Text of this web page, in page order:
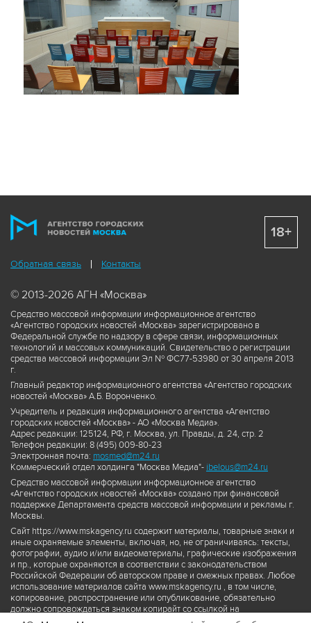
чем она очаровала Павла Третьякова.
Обратная связь Контакты
© 2013-2026 АГН «Москва»
Средство массовой информации информационное агентство
«Агентство городских новостей «Москва» зарегистрировано в
Федеральной службе по надзору в сфере связи, информационных
технологий и массовых коммуникаций. Свидетельство о регистрации
средства массовой информации Эл № ФС77-53980 от 30 апреля 2013
г.
Главный редактор информационного агентства «Агентство городских
новостей «Москва» А.Б. Воронченко.
Учредитель и редакция информационного агентства «Агентство
городских новостей «Москва» - АО «Москва Медиа».
Адрес редакции: 125124, РФ, г. Москва, ул. Правды, д. 24, стр. 2
Телефон редакции: 8 (495) 009-80-23
Электронная почта: mosmed@m24.ru
Коммерческий отдел холдинга "Москва Медиа"- ibelous@m24.ru
Средство массовой информации информационное агентство
«Агентство городских новостей «Москва» создано при финансовой
поддержке Департамента средств массовой информации и рекламы г.
Москвы.
Сайт https://www.mskagency.ru содержит материалы, товарные знаки и
иные охраняемые элементы, включая, но, не ограничиваясь: тексты,
фотографии, аудио и/или видеоматериалы, графические изображения
и пр., которые охраняются в соответствии с законодательством
Российской Федерации об авторском праве и смежных правах. Любое
использование материалов сайта www.mskagency.ru , в том числе,
копирование, распространение или опубликование, обязательно
должно сопровождаться знаком копирайт со ссылкой на
правообладателя © АО «Москва Медиа», а также гиперссылкой на сайт
18+